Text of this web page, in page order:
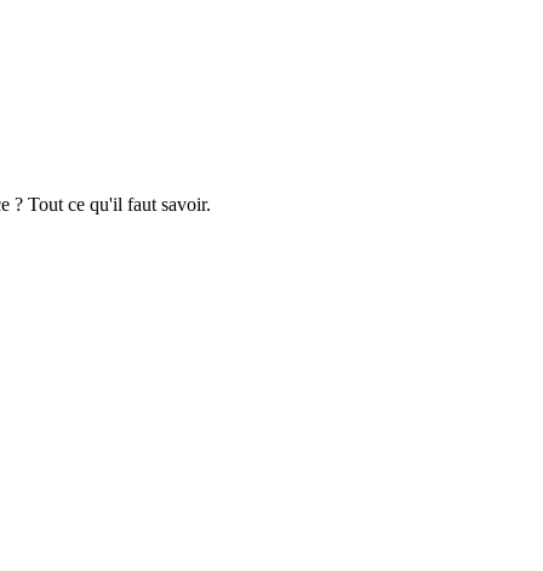
? Tout ce qu'il faut savoir.